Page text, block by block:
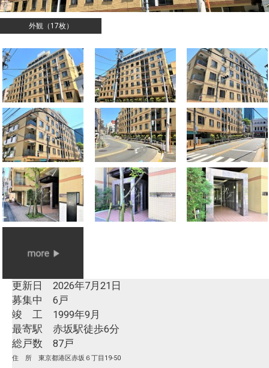
外観（17枚）
更新日 2026年7月21日
募集中 6戸
竣 工 1999年9月
最寄駅 赤坂駅徒歩6分
総戸数 87戸
住 所 東京都港区赤坂６丁目19-50